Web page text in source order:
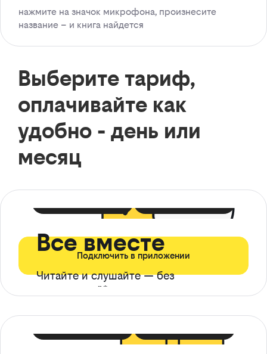
нажмите на значок микрофона, произнесите
название – и книга найдется
Выберите тариф,
оплачивайте как
удобно - день или
месяц
Все вместе
Читайте и слушайте — без
ограничений*
Подключить в приложении